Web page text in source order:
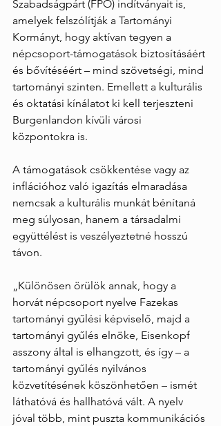
Szabadságpárt (FPÖ) indítványait is,
amelyek felszólítják a Tartományi
Kormányt, hogy aktívan tegyen a
népcsoport-támogatások biztosításáért
és bővítéséért – mind szövetségi, mind
tartományi szinten. Emellett a kulturális
és oktatási kínálatot ki kell terjeszteni
Burgenlandon kívüli városi
központokra is.
A támogatások csökkentése vagy az
inflációhoz való igazítás elmaradása
nemcsak a kulturális munkát bénítaná
meg súlyosan, hanem a társadalmi
együttélést is veszélyeztetné hosszú
távon.
„Különösen örülök annak, hogy a
horvát népcsoport nyelve Fazekas
tartományi gyűlési képviselő, majd a
tartományi gyűlés elnöke, Eisenkopf
asszony által is elhangzott, és így – a
tartományi gyűlés nyilvános
közvetítésének köszönhetően – ismét
láthatóvá és hallhatóvá vált. A nyelv
jóval több, mint puszta kommunikációs